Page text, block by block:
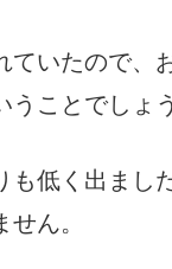
いたので、
ことでしょう
低く出まし
ん。